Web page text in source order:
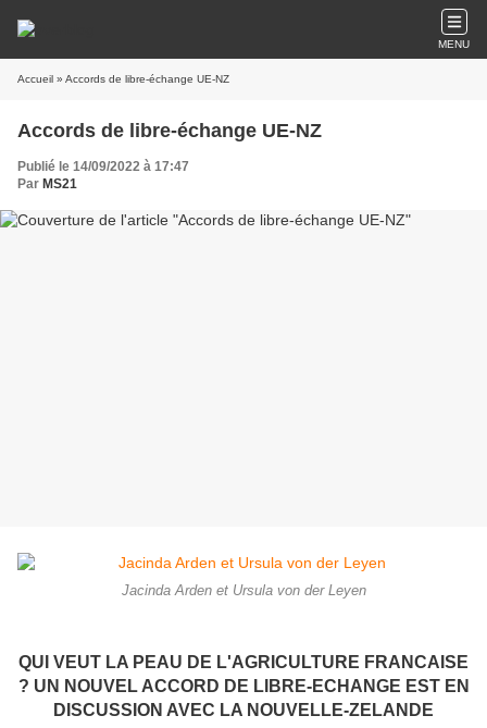
MENU
Accueil » Accords de libre-échange UE-NZ
Accords de libre-échange UE-NZ
Publié le 14/09/2022 à 17:47
Par MS21
Jacinda Arden et Ursula von der Leyen
QUI VEUT LA PEAU DE L'AGRICULTURE FRANCAISE
? UN NOUVEL ACCORD DE LIBRE-ECHANGE EST EN
DISCUSSION AVEC LA NOUVELLE-ZELANDE